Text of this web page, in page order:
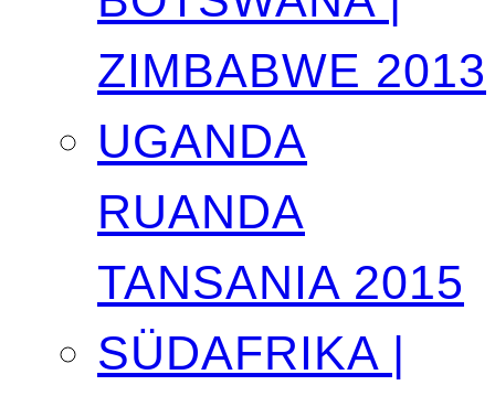
ZIMBABWE 2013
UGANDA
RUANDA
TANSANIA 2015
SÜDAFRIKA |